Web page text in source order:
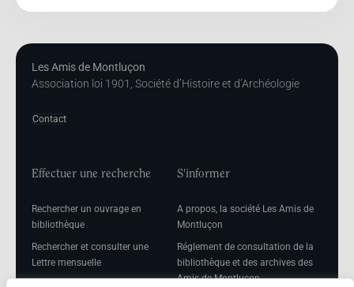
Les Amis de Montluçon
Association loi 1901, Société d’Histoire et d’Archéologie
Contact
Effectuer une recherche
Rechercher un ouvrage en
bibliothèque
Rechercher et consulter une
Lettre mensuelle
S'informer
A propos, la société Les Amis de
Montluçon
Réglement de consultation de la
bibliothèque et des archives des
Amis de Montluçon